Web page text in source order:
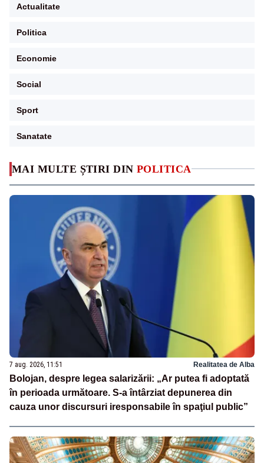
MAI MULTE ȘTIRI DIN POLITICA
7 aug. 2026, 11:51 Realitatea de Alba
Bolojan, despre legea salarizării: „Ar putea fi adoptată
în perioada următoare. S-a întârziat depunerea din
cauza unor discursuri iresponsabile în spaţiul public”
Actualitate
Politica
Economie
Social
Sport
Sanatate